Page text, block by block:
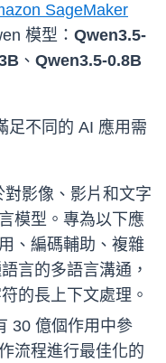
SageMaker
模型： Qwen3.5-
、 Qwen3.5-0.8B
足不同的 AI 應用需
對影像、影片和文字
模型。專為以下應
、編碼輔助、複雜
言的多語言溝通，
的長上下文處理。
30 億個作用中參
流程進行最佳化的